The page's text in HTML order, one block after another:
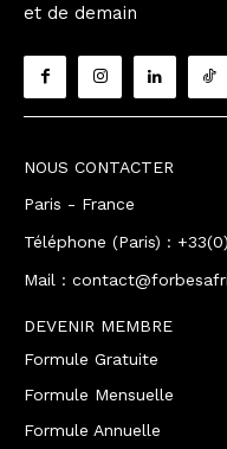
et de demain
NOUS CONTACTER
Paris - France
Téléphone (Paris) :
Mail :
DEVENIR MEMBRE
Formule Gratuite
Formule Mensuelle
Formule Annuelle